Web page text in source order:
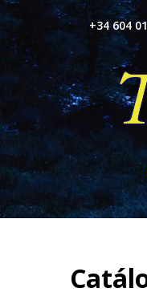
Skip
to
content
+34 604